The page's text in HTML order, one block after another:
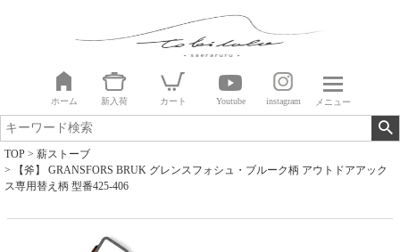
ホーム 新入荷 カート Youtube instagram メニュー
TOP
薪ストーブ
【斧】 GRANSFORS BRUK グレンスフォシュ・ブルーク柄 アウトドアアック
ス専用替え柄 型番425-406